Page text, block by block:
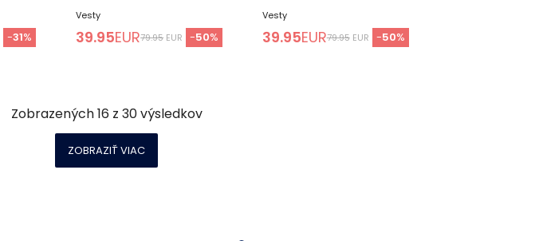
-31%
Vesty
39.95EUR79.95 EUR -50%
Vesty
39.95EUR79.95EUR -50%
Zobrazených16 z 30výsledkov
ZOBRAZIŤ VIAC